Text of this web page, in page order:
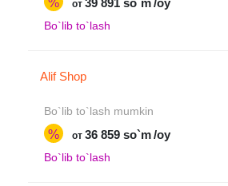
% от 39 891 so`m /oy
Bo`lib to`lash
Alif Shop
Bo`lib to`lash mumkin
% от 36 859 so`m /oy
Bo`lib to`lash